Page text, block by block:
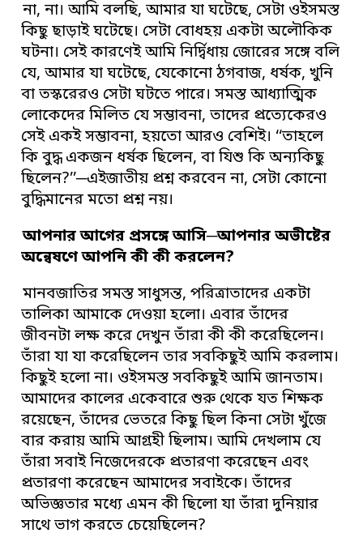
না, না। আমি বলছি, আমার যা ঘটেছে, সেটা ওইসমস্ত
কিছু ছাড়াই ঘটেছে। সেটা বোধহয় একটা অলৌকিক
ঘটনা। সেই কারণেই আমি নির্দ্বিধায় জোরের সঙ্গে বলি
যে, আমার যা ঘটেছে, যেকোনো ঠগবাজ, ধর্ষক, খুনি
বা তস্করেরও সেটা ঘটতে পারে। সমস্ত আধ্যাত্মিক
লোকেদের মিলিত যে সম্ভাবনা, তাদের প্রত্যেকেরও
সেই একই সম্ভাবনা, হয়তো আরও বেশিই। ‘‘তাহলে
কি বুদ্ধ একজন ধর্ষক ছিলেন, বা যিশু কি অন্যকিছু
ছিলেন?’’─এইজাতীয় প্রশ্ন করবেন না, সেটা কোনো
বুদ্ধিমানের মতো প্রশ্ন নয়।
আপনারআগের প্রসঙ্গে আসি─আপনার অভীষ্টের
অন্বেষণে আপনি কী কী করলেন?
মানবজাতির সমস্ত সাধুসন্ত, পরিত্রাতাদের একটা
তালিকা আমাকে দেওয়া হলো। এবার তাঁদের
জীবনটা লক্ষ করে দেখুন তাঁরা কী কী করেছিলেন।
তাঁরা যা যা করেছিলেন তার সবকিছুই আমি করলাম।
কিছুই হলো না। ওইসমস্ত সবকিছুই আমি জানতাম।
আমাদের কালের একেবারে শুরু থেকে যত শিক্ষক
রয়েছেন, তাঁদের ভেতরে কিছু ছিল কিনা সেটা খুঁজে
বার করায় আমি আগ্রহী ছিলাম। আমি দেখলাম যে
তাঁরা সবাই নিজেদেরকে প্রতারণা করেছেন এবং
প্রতারণা করেছেন আমাদের সবাইকে। তাঁদের
অভিজ্ঞতার মধ্যে এমন কী ছিলো যা তাঁরা দুনিয়ার
সাথে ভাগ করতে চেয়েছিলেন?